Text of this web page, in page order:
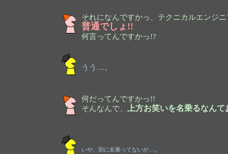
それになんですかっ、テクニカルエンジ
普通でしょ!!
何言ってんですかっ!?
うう…。
何だってんですかっ!!
そんなんで、
上方お笑いを名乗るなん
いや、別に名乗ってないが…。